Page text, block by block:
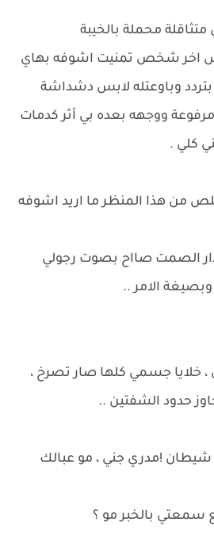
محملة بالخيبة
اخر شخص تمنيت اشوفه بهاي
وباوعتله لابس دشداشة
ووجهه بعده بي أثر كدمات
كلي .
من هذا المنظر ما اريد اشوفه
الصمت صااح بصوت رجولي
الامر ..
، خلايا جسمي كلها صار تصرخ ،
حدود الشفتين ..
!مدري جني ، مو عبالك
سمعتي بالخبر مو ؟